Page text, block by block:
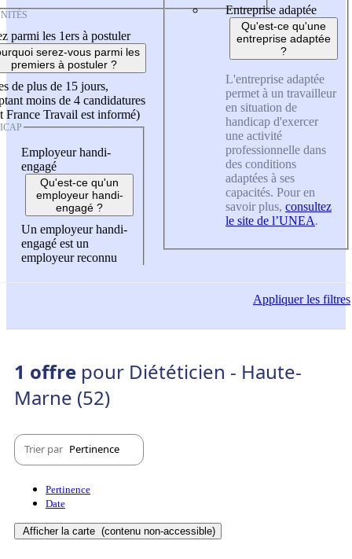
parmi les 1ers à postuler
serez-vous parmi les
premiers à postuler ?
de plus de 15 jours,
moins de 4 candidatures
France Travail est informé)
Employeur handi-
engagé
Qu'est-ce qu'un
employeur handi-
engagé ?
Un employeur handi-
engagé est un
employeur reconnu
Entreprise adaptée
Qu'est-ce qu'une
entreprise adaptée
?
L'entreprise adaptée
permet à un travailleur
en situation de
handicap d'exercer
une activité
professionnelle dans
des conditions
adaptées à ses
capacités. Pour en
savoir plus, consultez
le site de l’UNEA.
Appliquerles filtres
1 offre pour Diététicien - Haute-
Marne (52)
Trier par Pertinence
Pertinence
Date
Afficher la carte (contenu non-accessible)